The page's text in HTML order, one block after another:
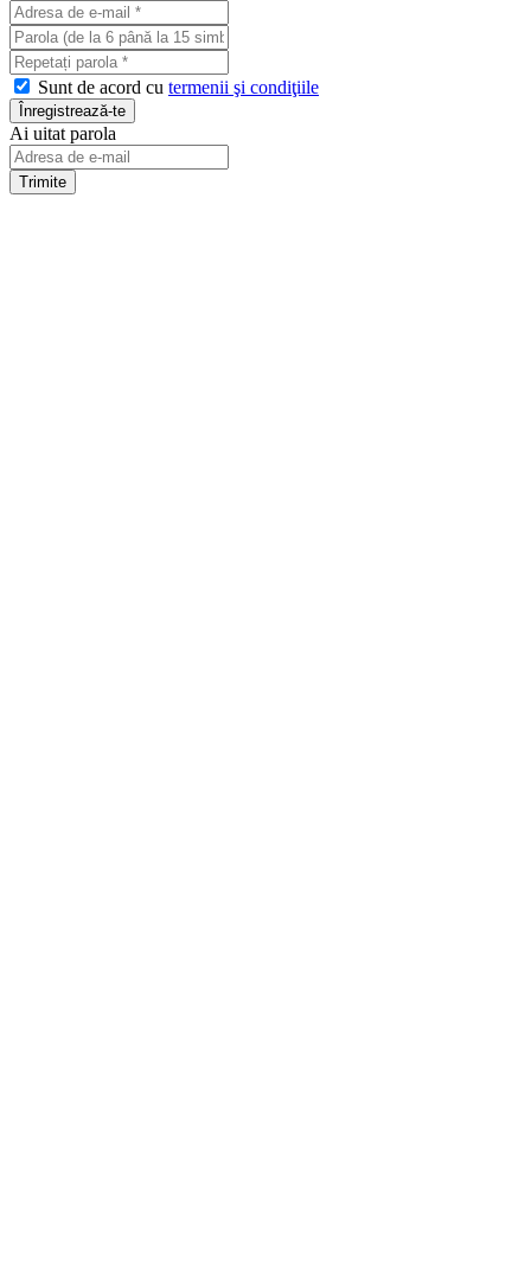
Sunt de acord cu termenii şi condiţiile
Ai uitat parola